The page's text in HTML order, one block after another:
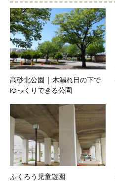
高砂北公園 | 木漏れ日の下で
ゆっくりできる公園
ふくろう児童遊園